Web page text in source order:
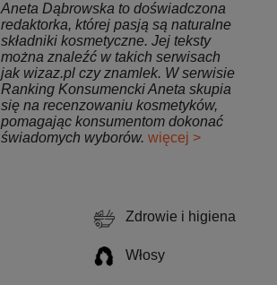
Zdrowie i higiena
Włosy
Aneta Dąbrowska to doświadczona
redaktorka, której pasją są naturalne
składniki kosmetyczne. Jej teksty
można znaleźć w takich serwisach
jak wizaz.pl czy znamlek. W serwisie
Ranking Konsumencki Aneta skupia
się na recenzowaniu kosmetyków,
pomagając konsumentom dokonać
świadomych wyborów. więcej >